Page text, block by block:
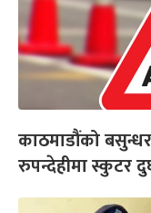
काठमाडौंको
रुपन्देहीमा स्कुटर